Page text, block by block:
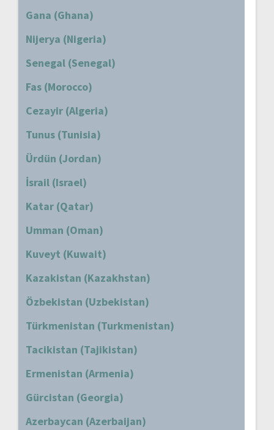
Gana (Ghana)
Nijerya (Nigeria)
Senegal (Senegal)
Fas (Morocco)
Cezayir (Algeria)
Tunus (Tunisia)
Ürdün (Jordan)
İsrail (Israel)
Katar (Qatar)
Umman (Oman)
Kuveyt (Kuwait)
Kazakistan (Kazakhstan)
Özbekistan (Uzbekistan)
Türkmenistan (Turkmenistan)
Tacikistan (Tajikistan)
Ermenistan (Armenia)
Gürcistan (Georgia)
Azerbaycan (Azerbaijan)